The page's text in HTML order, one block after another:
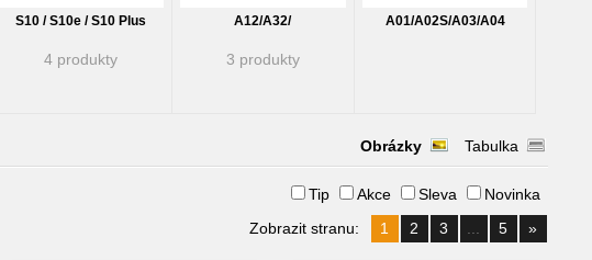
S10 / S10e / S10 Plus
4 produkty
A12/A32/
3 produkty
A01/A02S/A03/A04
Obrázky Tabulka
Tip Akce Sleva
Novinka
Zobrazit stranu: 1 2 3 5 »